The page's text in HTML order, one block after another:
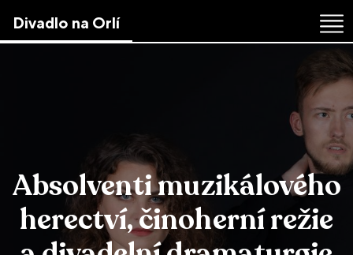
the
Divadlo na Orlí
Absolventi muzikálového
herectví, činoherní režie